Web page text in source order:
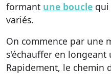
formant une boucle qui
variés.
On commence par une
s'échauffer en longeant
Rapidement, le chemin